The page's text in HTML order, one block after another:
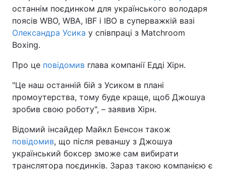
останнім поєдинком для українського володаря
поясів WBO, WBA, IBF і IBO в суперважкій вазі
Олександра Усика у співпраці з Matchroom
Boxing.
Про це повідомив глава компанії Едді Хірн.
"Це наш останній бій з Усиком в плані
промоутерства, тому буде краще, щоб Джошуа
зробив свою роботу", – заявив Хірн.
Відомий інсайдер Майкл Бенсон також
повідомив, що після реваншу з Джошуа
український боксер зможе сам вибирати
транслятора поєдинків. Зараз такою компанією є